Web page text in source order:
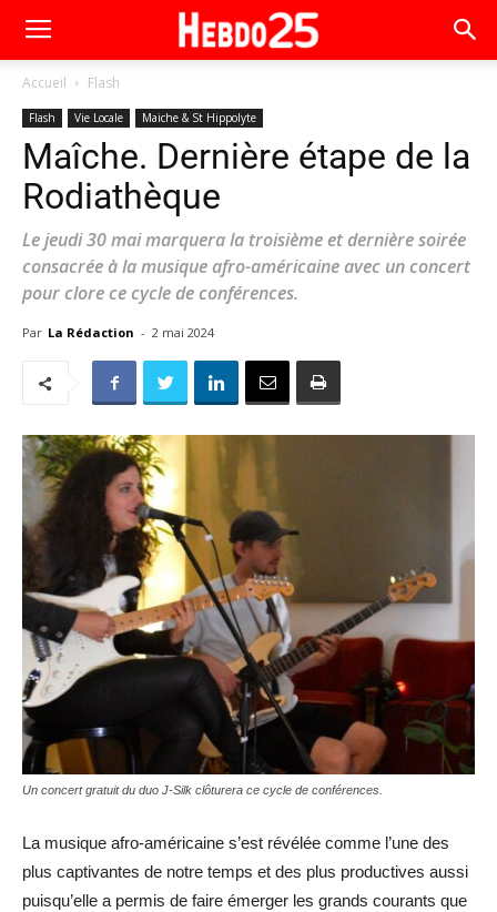
Accueil Flash
Flash Vie Locale Maiche & St Hippolyte
Maîche. Dernière étape de la
Rodiathèque
Le jeudi 30 mai marquera la troisième et dernière soirée
consacrée à la musique afro-américaine avec un concert
pour clore ce cycle de conférences.
Par La Rédaction - 2 mai 2024
Un concert gratuit du duo J-Silk clôturera ce cycle de conférences.
La musique afro-américaine s’est révélée comme l’une des
plus captivantes de notre temps et des plus productives aussi
puisqu’elle a permis de faire émerger les grands courants que